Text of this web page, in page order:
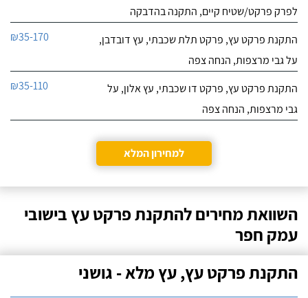
לפרק פרקט/שטיח קיים, התקנה בהדבקה
התקנת פרקט עץ, פרקט תלת שכבתי, עץ דובדבן,
על גבי מרצפות, הנחה צפה
₪35-170
התקנת פרקט עץ, פרקט דו שכבתי, עץ אלון, על
גבי מרצפות, הנחה צפה
₪35-110
למחירון המלא
השוואת מחירים להתקנת פרקט עץ בישובי
עמק חפר
התקנת פרקט עץ, עץ מלא - גושני